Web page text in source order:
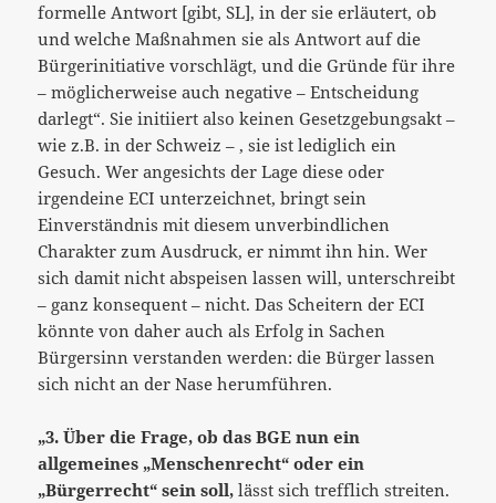
formelle Antwort [gibt, SL], in der sie erläutert, ob
und welche Maßnahmen sie als Antwort auf die
Bürgerinitiative vorschlägt, und die Gründe für ihre
– möglicherweise auch negative – Entscheidung
darlegt“. Sie initiiert also keinen Gesetzgebungsakt –
wie z.B. in der Schweiz – , sie ist lediglich ein
Gesuch. Wer angesichts der Lage diese oder
irgendeine ECI unterzeichnet, bringt sein
Einverständnis mit diesem unverbindlichen
Charakter zum Ausdruck, er nimmt ihn hin. Wer
sich damit nicht abspeisen lassen will, unterschreibt
– ganz konsequent – nicht. Das Scheitern der ECI
könnte von daher auch als Erfolg in Sachen
Bürgersinn verstanden werden: die Bürger lassen
sich nicht an der Nase herumführen.
„3. Über die Frage, ob das BGE nun ein
allgemeines „Menschenrecht“ oder ein
„Bürgerrecht“ sein soll, lässt sich trefflich streiten.